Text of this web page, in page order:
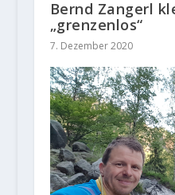
Bernd Zangerl
„grenzenlos“
7. Dezember 2020